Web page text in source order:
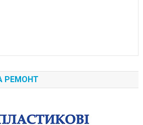
РЕМОНТ